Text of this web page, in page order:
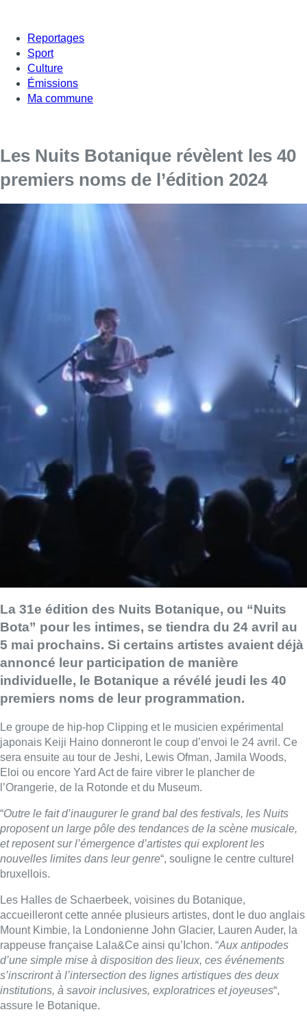
Reportages
Sport
Culture
Émissions
Ma commune
Les Nuits Botanique révèlent les 40
premiers noms de l’édition 2024
La 31e édition des Nuits Botanique, ou “Nuits
Bota” pour les intimes, se tiendra du 24 avril au
5 mai prochains. Si certains artistes avaient déjà
annoncé leur participation de manière
individuelle, le Botanique a révélé jeudi les 40
premiers noms de leur programmation.
Le groupe de hip-hop Clipping et le musicien expérimental
japonais Keiji Haino donneront le coup d’envoi le 24 avril. Ce
sera ensuite au tour de Jeshi, Lewis Ofman, Jamila Woods,
Eloi ou encore Yard Act de faire vibrer le plancher de
l’Orangerie, de la Rotonde et du Museum.
“Outre le fait d’inaugurer le grand bal des festivals, les Nuits
proposent un large pôle des tendances de la scène musicale,
et reposent sur l’émergence d’artistes qui explorent les
nouvelles limites dans leur genre“, souligne le centre culturel
bruxellois.
Les Halles de Schaerbeek, voisines du Botanique,
accueilleront cette année plusieurs artistes, dont le duo anglais
Mount Kimbie, la Londonienne John Glacier, Lauren Auder, la
rappeuse française Lala&Ce ainsi qu’Ichon. “Aux antipodes
d’une simple mise à disposition des lieux, ces événements
s’inscriront à l’intersection des lignes artistiques des deux
institutions, à savoir inclusives, exploratrices et joyeuses“,
assure le Botanique.